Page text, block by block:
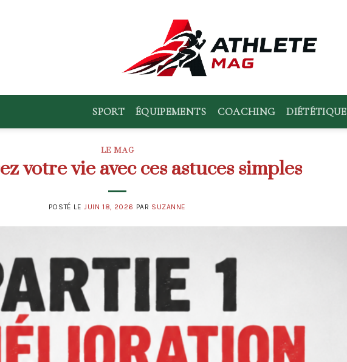
SPORT ÉQUIPEMENTS COACHING DIÉTÉTIQUE
LE MAG
votre vie avec ces astuces simples
POSTÉ LEJUIN 18, 2026 PAR SUZANNE